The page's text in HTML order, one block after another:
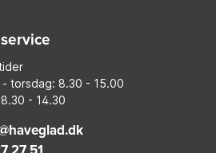
- torsdag: 8.30 - 15.00
- 14.30